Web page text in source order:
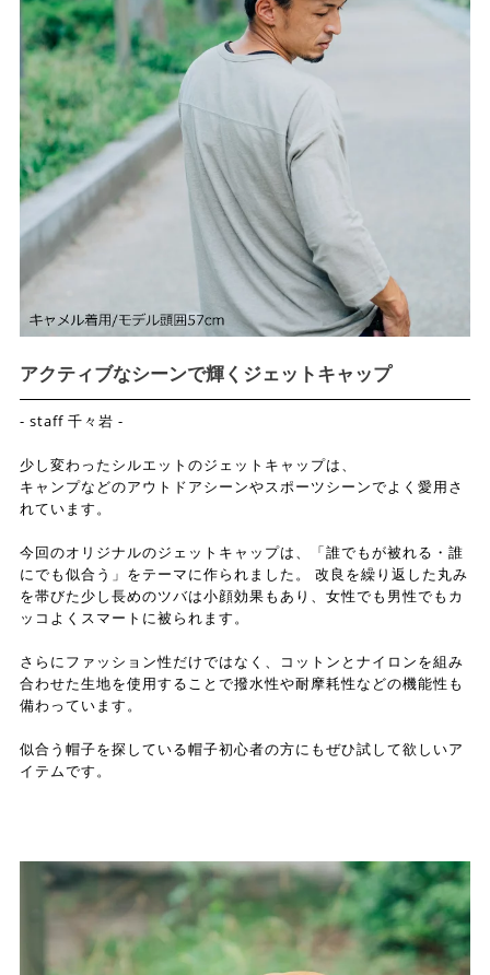
アクティブなシーンで輝くジェットキャップ
- staff 千々岩 -
少し変わったシルエットのジェットキャップは、
キャンプなどのアウトドアシーンやスポーツシーンでよく愛用さ
れています。
今回のオリジナルのジェットキャップは、「誰でもが被れる・誰
にでも似合う」をテーマに作られました。 改良を繰り返した丸み
を帯びた少し長めのツバは小顔効果もあり、女性でも男性でもカ
ッコよくスマートに被られます。
さらにファッション性だけではなく、コットンとナイロンを組み
合わせた生地を使用することで撥水性や耐摩耗性などの機能性も
備わっています。
似合う帽子を探している帽子初心者の方にもぜひ試して欲しいア
イテムです。